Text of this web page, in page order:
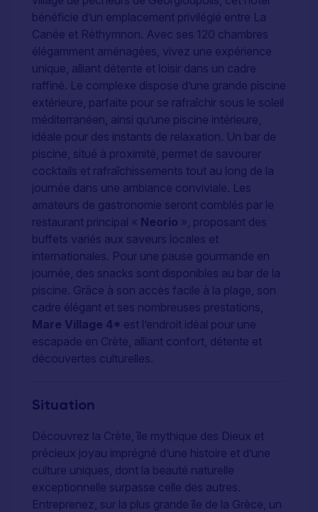
bénéficie d’un emplacement privilégié entre La
Canée et Réthymnon. Avec ses 120 chambres
élégamment aménagées, vivez une expérience
unique, alliant détente et loisir dans un cadre
raffiné. Le complexe dispose d’une grande piscine
extérieure, parfaite pour se rafraîchir sous le soleil
méditerranéen, ainsi qu’une piscine intérieure,
idéale pour des instants de relaxation. Un bar de
piscine, situé à proximité, permet de savourer
cocktails et rafraîchissements tout au long de la
journée dans une ambiance conviviale. Les
amateurs de gastronomie seront comblés par le
restaurant principal « Neorio », proposant des
buffets variés aux saveurs locales et
internationales. Pour une pause gourmande en
journée, des snacks sont disponibles au bar de la
piscine. Grâce à son accès facile à la plage, son
cadre élégant et ses nombreuses prestations,
Mare Village 4* est l’endroit idéal pour une
escapade en Crète, alliant confort, détente et
découvertes culturelles.
Situation
Découvrez la Crète, île mythique des Dieux et
précieux joyau imprégné d’une histoire et d’une
culture uniques, dont la beauté naturelle
exceptionnelle surpasse celle des autres.
Entreprenez, sur la plus grande île de la Grèce, un